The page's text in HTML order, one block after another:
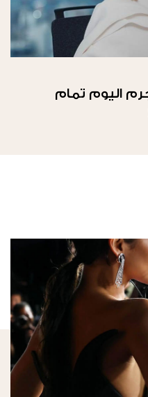
حقيقة طلاق نانسي عجرم اليوم تمام